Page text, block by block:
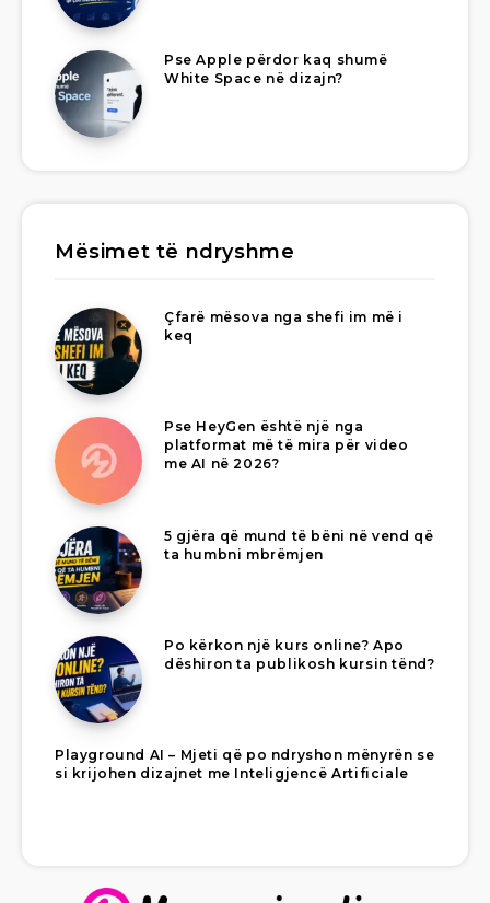
Pse Apple përdor kaq shumë
White Space në dizajn?
Mësimet të ndryshme
Çfarë mësova nga shefi im më i
keq
Pse HeyGen është një nga
platformat më të mira për video
me AI në 2026?
5 gjëra që mund të bëni në vend që
ta humbni mbrëmjen
Po kërkon një kurs online? Apo
dëshiron ta publikosh kursin tënd?
Playground AI – Mjeti që po ndryshon mënyrën se
si krijohen dizajnet me Inteligjencë Artificiale